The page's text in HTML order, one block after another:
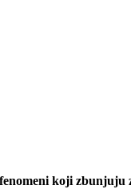
koji zbunjuju